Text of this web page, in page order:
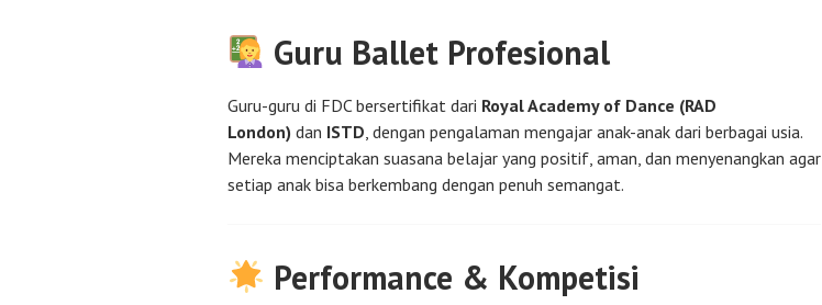
Guru Ballet Profesional
Guru-guru di FDC bersertifikat dari Royal Academy of Dance (RAD
London) dan ISTD, dengan pengalaman mengajar anak-anak dari berbagai usia.
Mereka menciptakan suasana belajar yang positif, aman, dan menyenangkan agar
setiap anak bisa berkembang dengan penuh semangat.
Performance & Kompetisi